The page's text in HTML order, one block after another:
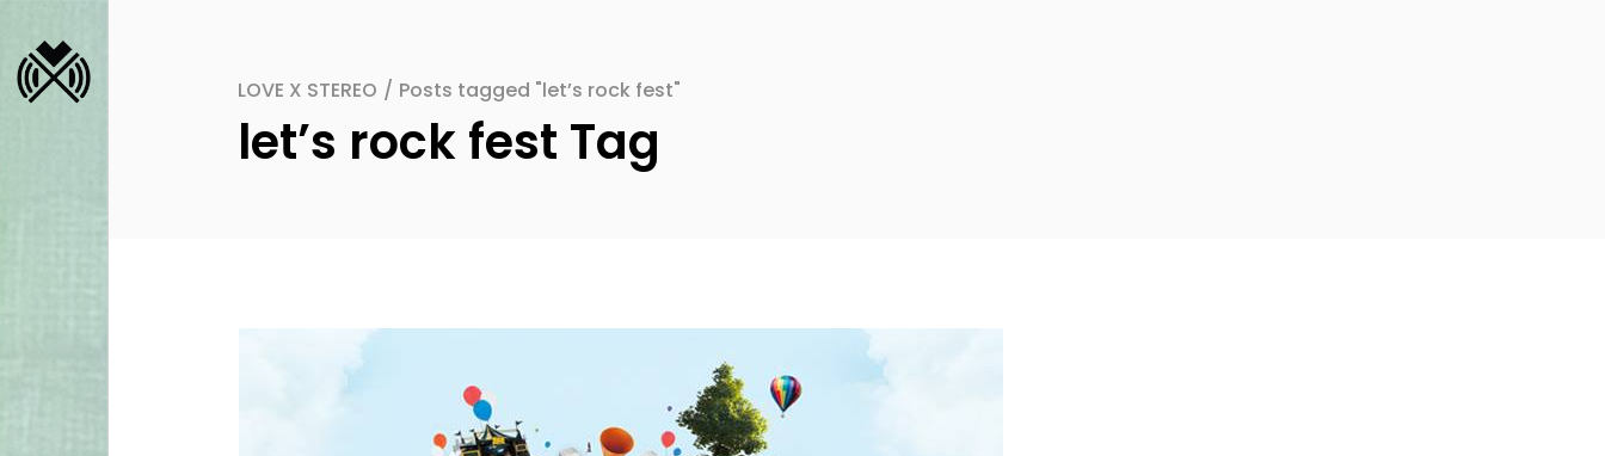
LOVE X STEREO / Posts tagged "let’s rock fest"
let’s rock fest Tag